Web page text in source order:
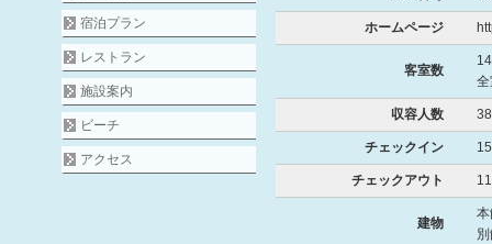
宿泊プラン
レストラン
施設案内
ビーチ
アクセス
ホームページ
客室数
収容人数
チェックイン
チェックアウト
建物